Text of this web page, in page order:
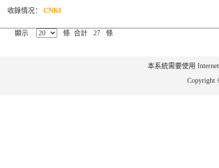
收錄情况： CNKI
顯示 條 合計 27 條
本系統需要使用
Copyright